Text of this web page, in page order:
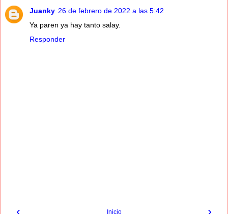
Juanky 26 de febrero de 2022 a las 5:42
Ya paren ya hay tanto salay.
Responder
Inicio